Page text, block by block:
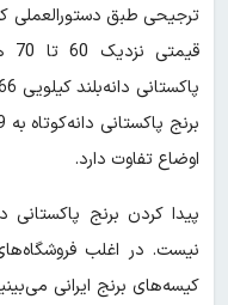
ترجیحی طبق دستورالعملی
اوضاع تفاوت دارد.
پیدا کردن برنج پاکستانی
نیست. در اغلب
کیسه‌های برنج ایرانی